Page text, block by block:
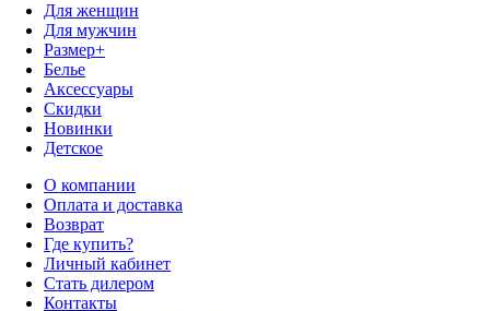
Для женщин
Для мужчин
Размер+
Белье
Аксессуары
Скидки
Новинки
Детское
О компании
Оплата и доставка
Возврат
Где купить?
Личный кабинет
Стать дилером
Контакты